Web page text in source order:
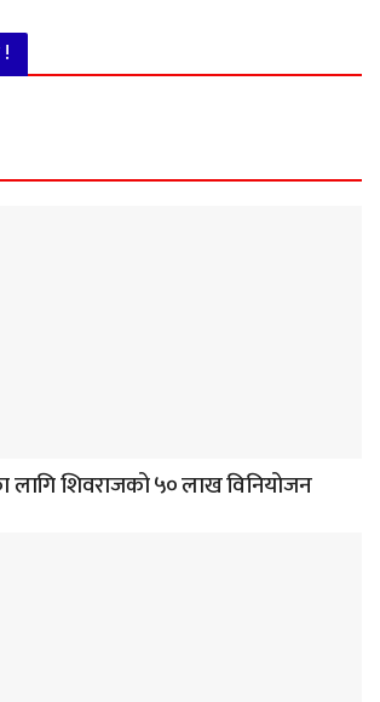
!
लागि शिवराजको ५० लाख विनियोजन